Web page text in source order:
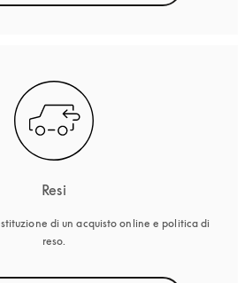
Resi
di un acquisto online e politica di
reso.